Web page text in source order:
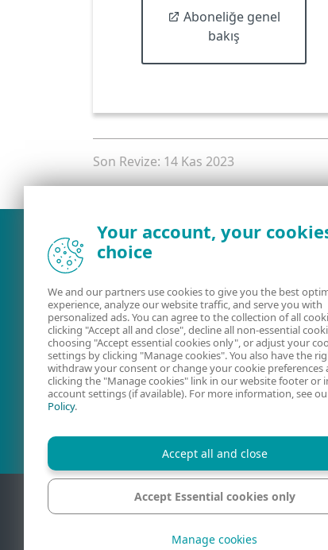
Aboneliğe genel
bakış
Son Revize: 14 Kas 2023
Kullanıcı kılavuzu
ESET
Your account, your
choice
We and our partners use cookies to give you the best
experience, analyze our website traffic, and serve you with
personalized ads. You can agree to the collection of all
clicking "Accept all and close", decline all non-essential
choosing "Accept essential cookies only", or adjust your
settings by clicking "Manage cookies". You also have the
withdraw your consent or change your cookie preferences
clicking the "Manage cookies" link in our website footer or
account settings (if available). For more information, see
Policy.
Accept all and close
Accept Essential cookies only
Manage cookies